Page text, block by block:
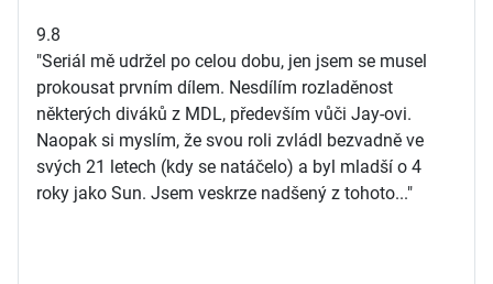
9.8
"Seriál mě udržel po celou dobu, jen jsem se musel
prokousat prvním dílem. Nesdílím rozladěnost
některých diváků z MDL, především vůči Jay-ovi.
Naopak si myslím, že svou roli zvládl bezvadně ve
svých 21 letech (kdy se natáčelo) a byl mladší o 4
roky jako Sun. Jsem veskrze nadšený z tohoto..."